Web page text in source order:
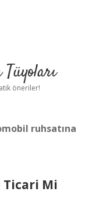
öneriler!
ruhsatına
Ticari Mi